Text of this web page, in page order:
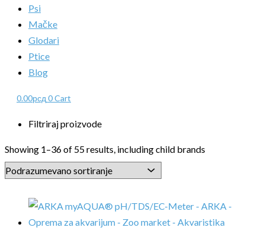
Psi
Mačke
Glodari
Ptice
Blog
0.00рсд 0Cart
Filtriraj proizvode
Showing 1–36 of 55 results, including child brands